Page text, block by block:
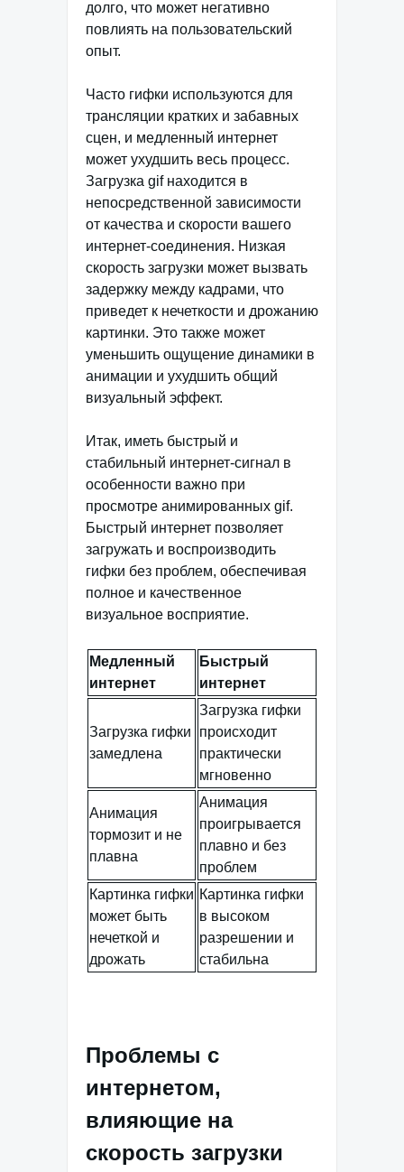
долго, что может негативно
повлиять на пользовательский
опыт.
Часто гифки используются для
трансляции кратких и забавных
сцен, и медленный интернет
может ухудшить весь процесс.
Загрузка gif находится в
непосредственной зависимости
от качества и скорости вашего
интернет-соединения. Низкая
скорость загрузки может вызвать
задержку между кадрами, что
приведет к нечеткости и дрожанию
картинки. Это также может
уменьшить ощущение динамики в
анимации и ухудшить общий
визуальный эффект.
Итак, иметь быстрый и
стабильный интернет-сигнал в
особенности важно при
просмотре анимированных gif.
Быстрый интернет позволяет
загружать и воспроизводить
гифки без проблем, обеспечивая
полное и качественное
визуальное восприятие.
Медленный
интернет
Быстрый
интернет
Загрузка гифки
замедлена
Загрузка гифки
происходит
практически
мгновенно
Анимация
тормозит и не
плавна
Анимация
проигрывается
плавно и без
проблем
Картинка гифки
может быть
нечеткой и
дрожать
Картинка гифки
в высоком
разрешении и
стабильна
Проблемы с
интернетом,
влияющие на
скорость загрузки